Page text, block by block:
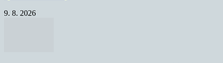
9. 8. 2026